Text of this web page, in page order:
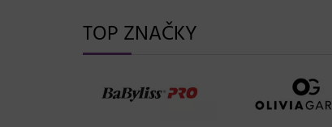
TOP ZNAČKY